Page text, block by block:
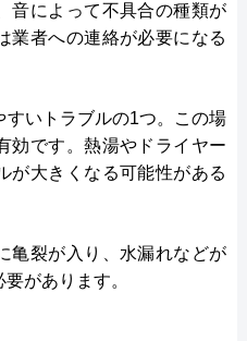
音によって不具合の種類が
業者への連絡が必要になる
いトラブルの1つ。この場
効です。熱湯やドライヤー
が大きくなる可能性がある
亀裂が入り、水漏れなどが
があります。